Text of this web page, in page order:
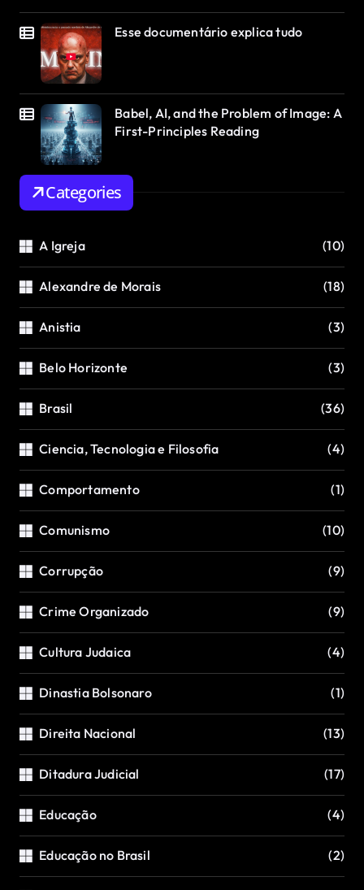
Esse documentário explica tudo
Babel, AI, and the Problem of Image: A
First-Principles Reading
Categories
A Igreja (10)
Alexandre de Morais (18)
Anistia (3)
Belo Horizonte (3)
Brasil (36)
Ciencia, Tecnologia e Filosofia (4)
Comportamento (1)
Comunismo (10)
Corrupção (9)
Crime Organizado (9)
Cultura Judaica (4)
Dinastia Bolsonaro (1)
Direita Nacional (13)
Ditadura Judicial (17)
Educação (4)
Educação no Brasil (2)